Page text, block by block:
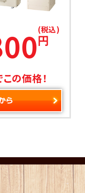
円
(税込)
の価格！